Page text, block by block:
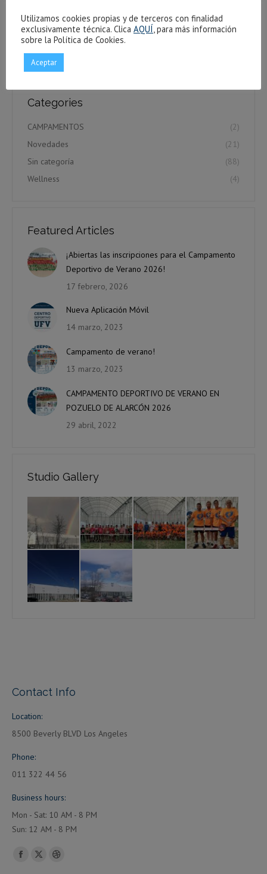
Categories
CAMPAMENTOS
(2)
Novedades
(21)
Sin categoría
(88)
Wellness
(4)
Featured Articles
¡Abiertas las inscripciones para el Campamento
Deportivo de Verano 2026!
17 febrero, 2026
Nueva Aplicación Móvil
14 marzo, 2023
Campamento de verano!
13 marzo, 2023
CAMPAMENTO DEPORTIVO DE VERANO EN
POZUELO DE ALARCÓN 2026
29 abril, 2022
Studio Gallery
Contact Info
Location:
8500 Beverly BLVD Los Angeles
Phone:
011 322 44 56
Business hours:
Mon - Sat: 10 AM - 8 PM
Sun: 12 AM - 8 PM
Encuéntranos en:
Facebook
X
Dribbble
Utilizamos cookies propias y de terceros con finalidad
exclusivamente técnica. Clica AQUÍ, para más información
sobre la Política de Cookies.
Aceptar